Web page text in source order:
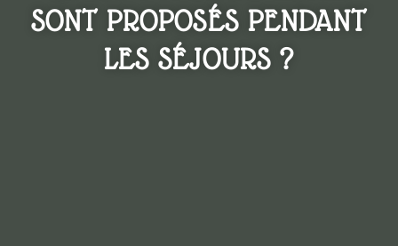
SONT PROPOSÉS PENDANT
LES SÉJOURS ?